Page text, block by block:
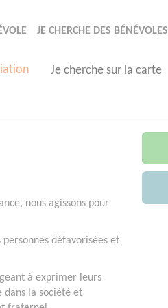
JE CHERCHE DES BÉNÉVOLES
Je cherche sur la carte
nous agissons pour
personnes défavorisées et
à exprimer leurs
dans la société et